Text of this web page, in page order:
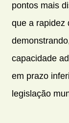
pontos mais
que a rapidez
capacidade
em prazo
legislação